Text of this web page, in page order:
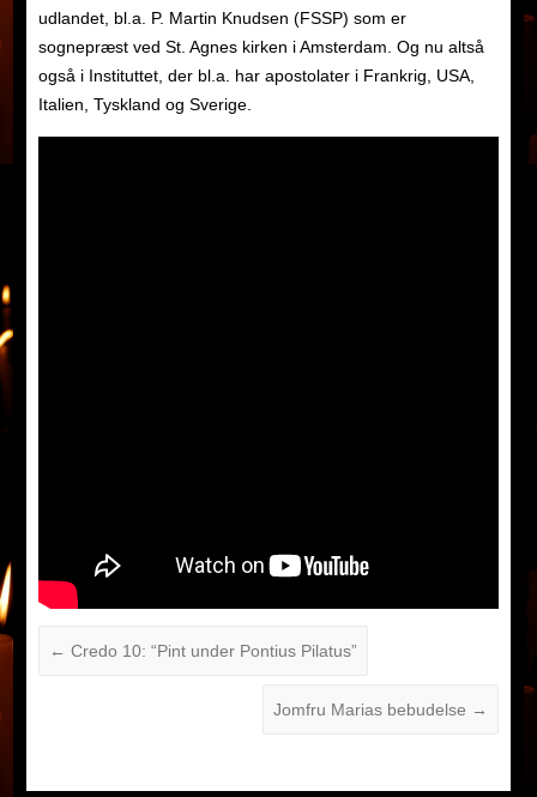
udlandet, bl.a. P. Martin Knudsen (FSSP) som er
sognepræst ved St. Agnes kirken i Amsterdam. Og nu altså
også i Instituttet, der bl.a. har apostolater i Frankrig, USA,
Italien, Tyskland og Sverige.
← Credo 10: “Pint under Pontius Pilatus”
Jomfru Marias bebudelse →